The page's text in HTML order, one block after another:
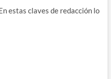
estas claves de redacción lo